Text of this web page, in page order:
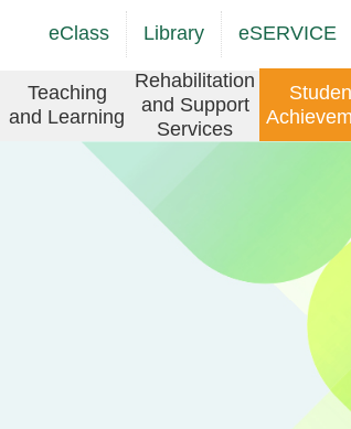
Social
(ENG)
Language
switcher
eClass Library eSERVICE
Teaching
and Learning
Rehabilitation
and Support
Services